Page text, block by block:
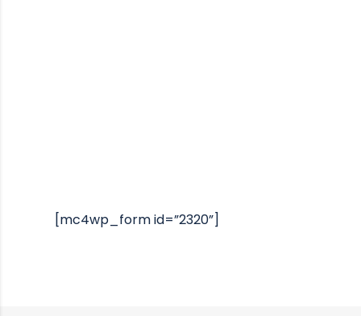
[mc4wp_form id=”2320”]